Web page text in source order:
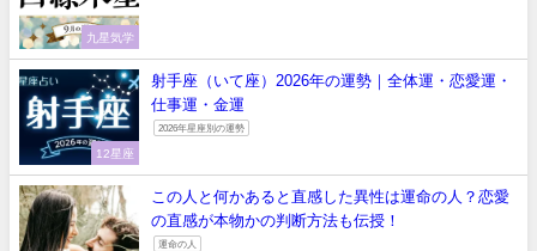
九星気学
12星座
射手座（いて座）2026年の運勢｜全体運・恋愛運・
仕事運・金運
2026年星座別の運勢
この人と何かあると直感した異性は運命の人？恋愛
の直感が本物かの判断方法も伝授！
運命の人